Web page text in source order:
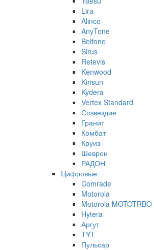
Lira
Alinco
AnyTone
Belfone
Sirus
Retevis
Kenwood
Kirisun
Kydera
Vertex Standard
Созвездие
Гранит
Комбат
Круиз
Шеврон
РАДОН
Цифровые
Comrade
Motorola
Motorola MOTOTRBO
Hytera
Аргут
TYT
Пульсар